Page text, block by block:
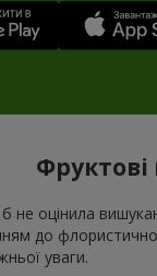
не оцінила
до
уваги.